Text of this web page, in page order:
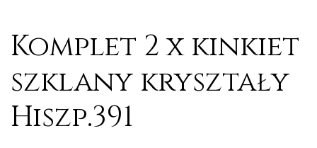
Komplet 2 x kinkiet
szklany kryształy
Hiszp.391